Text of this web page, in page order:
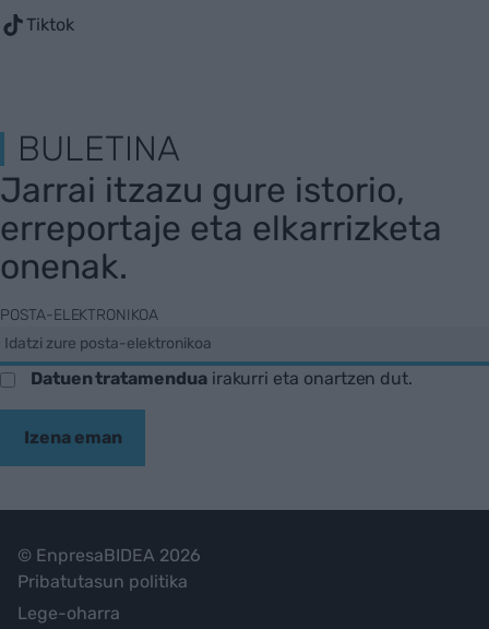
Tiktok
BULETINA
Jarrai itzazu gure istorio,
erreportaje eta elkarrizketa
onenak.
POSTA-ELEKTRONIKOA
Datuen tratamenduairakurri eta onartzen dut.
Izena eman
© EnpresaBIDEA 2026
Pribatutasun politika
Lege-oharra